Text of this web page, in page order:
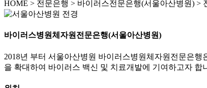
HOME > 전문은행 > 바이러스전문은행(서울아산병원) >
바이러스병원체자원전문은행(서울아산병원)
2018년 부터 서울아산병원 바이러스병원체자원전문은
을 확대하여 바이러스 백신 및 치료개발에 기여하고자 합